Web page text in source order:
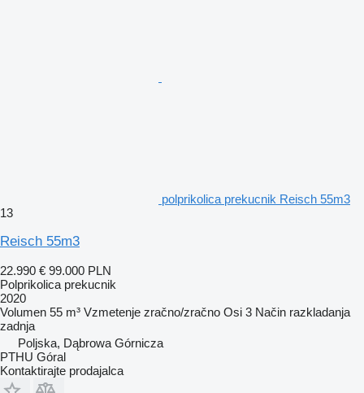
polprikolica prekucnik Reisch 55m3
13
Reisch 55m3
22.990 € 99.000 PLN
Polprikolica prekucnik
2020
Volumen 55 m³ Vzmetenje zračno/zračno Osi 3 Način razkladanja
zadnja
Poljska, Dąbrowa Górnicza
PTHU Góral
Kontaktirajte prodajalca